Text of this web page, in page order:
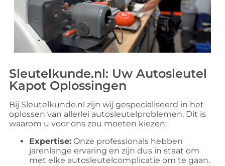
Sleutelkunde.nl: Uw Autosleutel
Kapot Oplossingen
Bij Sleutelkunde.nl zijn wij gespecialiseerd in het
oplossen van allerlei autosleutelproblemen. Dit is
waarom u voor ons zou moeten kiezen:
Expertise: Onze professionals hebben
jarenlange ervaring en zijn dus in staat om
met elke autosleutelcomplicatie om te gaan.